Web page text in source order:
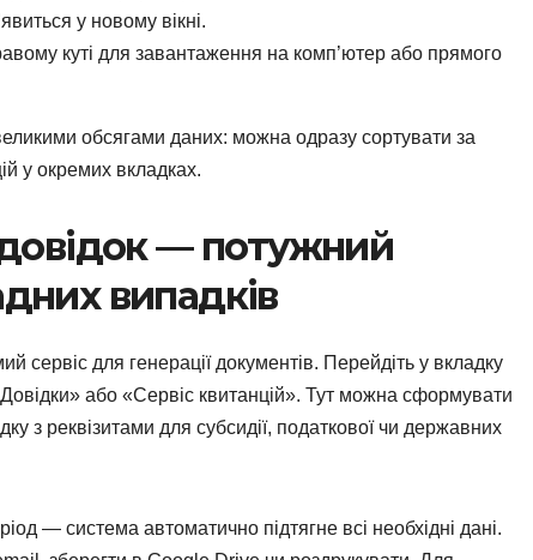
у новому вікні.
куті для завантаження на комп’ютер або прямого
обсягами даних: можна одразу сортувати за
у окремих вкладках.
довідок — потужний
випадків
сервіс для генерації документів. Перейдіть у вкладку
або «Сервіс квитанцій». Тут можна сформувати
з реквізитами для субсидії, податкової чи державних
— система автоматично підтягне всі необхідні дані.